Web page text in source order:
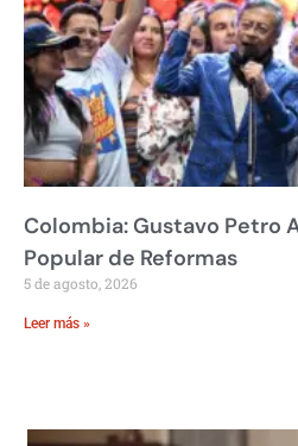
Colombia: Gustavo Petro
Popular de Reformas
5 de agosto, 2026
Leer más »